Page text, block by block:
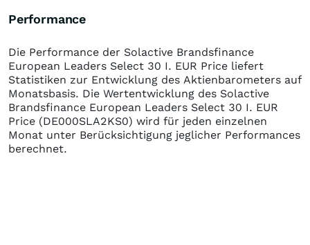
Performance
Die Performance der Solactive Brandsfinance
European Leaders Select 30 I. EUR Price liefert
Statistiken zur Entwicklung des Aktienbarometers auf
Monatsbasis. Die Wertentwicklung des Solactive
Brandsfinance European Leaders Select 30 I. EUR
Price (DE000SLA2KS0) wird für jeden einzelnen
Monat unter Berücksichtigung jeglicher Performances
berechnet.